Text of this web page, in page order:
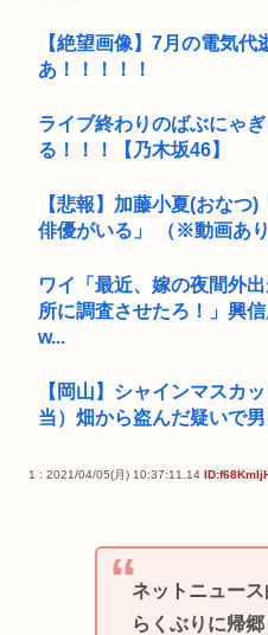
【絶望画像】7月の電気
あ！！！！！
ライブ終わりのばぶにゃ
る！！！【乃木坂46】
【悲報】加藤小夏(おなつ
俳優がいる」 （※動画あり
ワイ「最近、嫁の夜間外
所に調査させたろ！」興
w...
【岡山】シャインマスカ
当）畑から盗んだ疑いで
1 : 2021/04/05(月) 10:37:11.14
ネットニュー
らくぶりに帰